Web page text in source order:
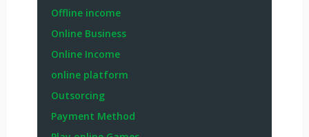
Offline income
Online Business
Online Income
online platform
Outsorcing
Payment Method